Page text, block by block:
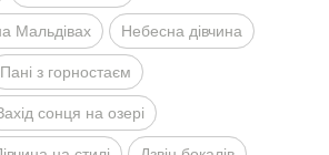
Мальдiвах Небесна дiвчина
Панi з горностаєм
сонця на озерi